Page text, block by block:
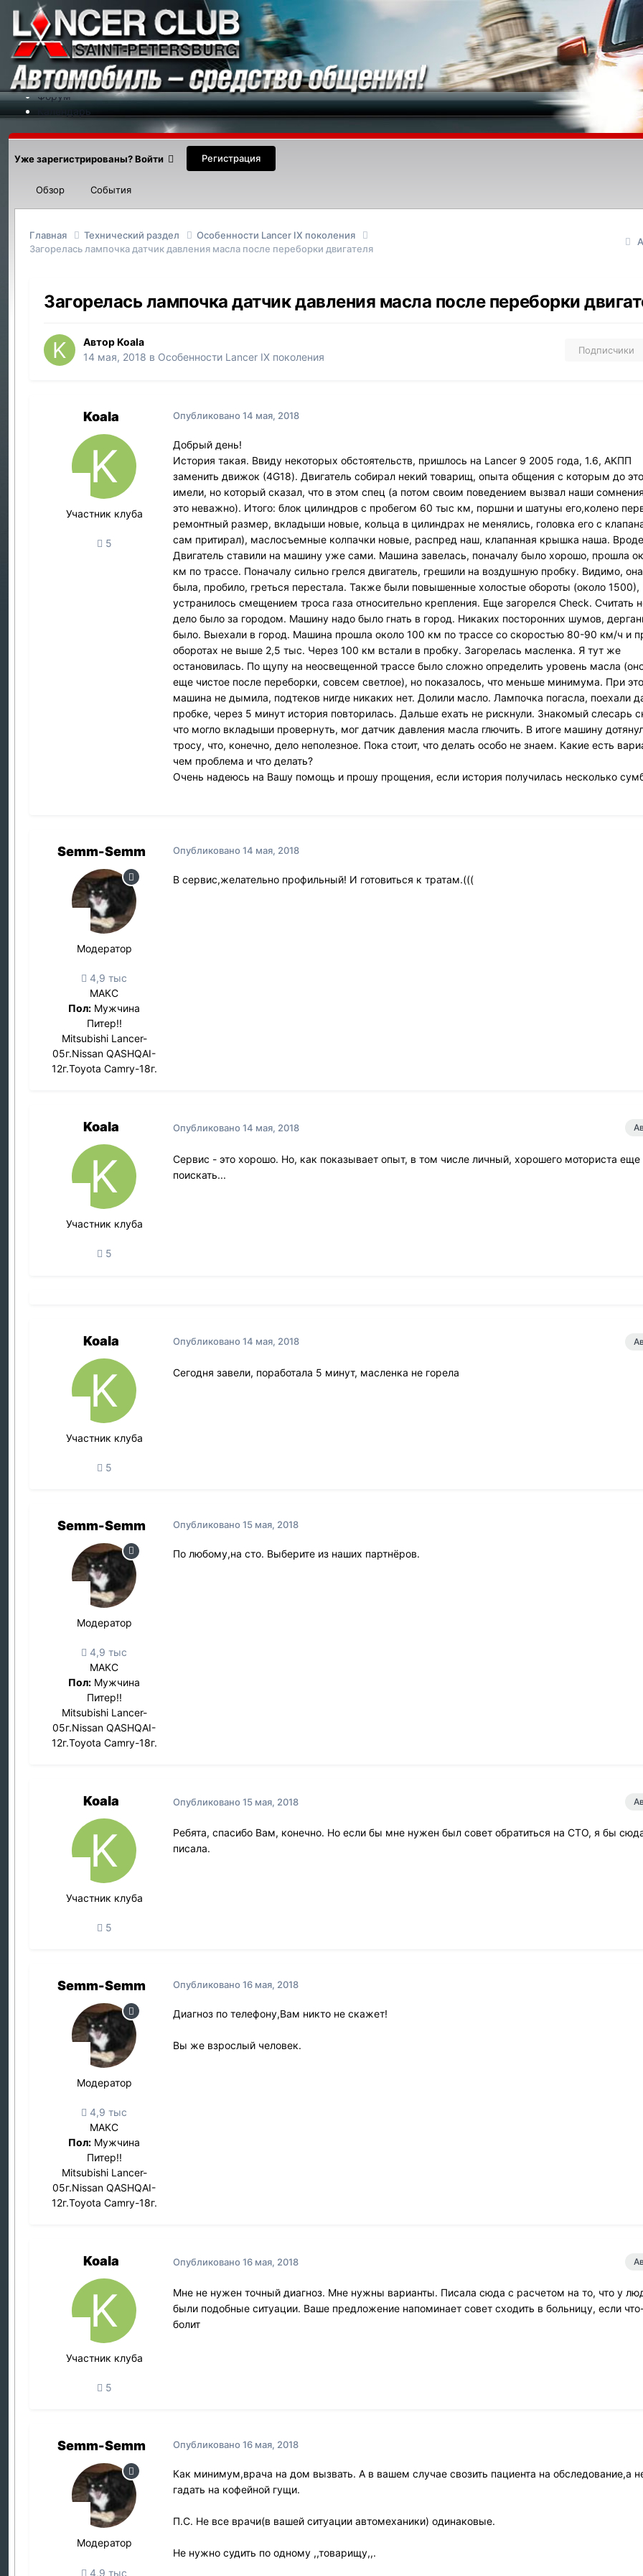
Меню
На сайт
Форум
Календарь
Новости
Контакты
Уже зарегистрированы? Войти Регистрация
Обзор События
Главная Технический раздел
Особенности Lancer IX поколения
Загорелась лампочка датчик давления масла после переборки двигателя
Загорелась лампочка датчик давления масла после переборки
АвторKoala
14 мая, 2018 в Особенности Lancer IX поколения
Подписчики
Koala
Участник клуба
5
Опубликовано14 мая, 2018
Добрый день!
История такая. Ввиду некоторых обстоятельств, пришлось на Lancer 9 2005 года, 1.6, АКПП
заменить движок (4G18). Двигатель собирал некий товарищ, опыта общения с которым до
имели, но который сказал, что в этом спец (а потом своим поведением вызвал наши
это неважно). Итого: блок цилиндров с пробегом 60 тыс км, поршни и шатуны его,колено
ремонтный размер, вкладыши новые, кольца в цилиндрах не менялись, головка его с
сам притирал), маслосъемные колпачки новые, распред наш, клапанная крышка наша.
Двигатель ставили на машину уже сами. Машина завелась, поначалу было хорошо, прошла
км по трассе. Поначалу сильно грелся двигатель, грешили на воздушную пробку. Видимо,
была, пробило, греться перестала. Также были повышенные холостые обороты (около 1500),
устранилось смещением троса газа относительно крепления. Еще загорелся Check. Считать
дело было за городом. Машину надо было гнать в город. Никаких посторонних шумов,
было. Выехали в город. Машина прошла около 100 км по трассе со скоростью 80-90 км/ч и
оборотах не выше 2,5 тыс. Через 100 км встали в пробку. Загорелась масленка. Я тут же
остановилась. По щупу на неосвещенной трассе было сложно определить уровень масла
еще чистое после переборки, совсем светлое), но показалось, что меньше минимума. При
машина не дымила, подтеков нигде никаких нет. Долили масло. Лампочка погасла, поехали
пробке, через 5 минут история повторилась. Дальше ехать не рискнули. Знакомый слесарь
что могло вкладыши провернуть, мог датчик давления масла глючить. В итоге машину
тросу, что, конечно, дело неполезное. Пока стоит, что делать особо не знаем. Какие есть
чем проблема и что делать?
Очень надеюсь на Вашу помощь и прошу прощения, если история получилась несколько
Semm-Semm
Модератор
4,9 тыс
МАКС
Пол: Мужчина
Питер!!
Mitsubishi Lancer-
05г.Nissan QASHQAI-
12г.Toyota Camry-18г.
Опубликовано14 мая, 2018
В сервис,желательно профильный! И готовиться к тратам.(((
Koala
Участник клуба
5
Опубликовано14 мая, 2018
Сервис - это хорошо. Но, как показывает опыт, в том числе личный, хорошего моториста еще
поискать...
Koala
Участник клуба
5
Опубликовано14 мая, 2018
Сегодня завели, поработала 5 минут, масленка не горела
Semm-Semm
Модератор
4,9 тыс
МАКС
Пол: Мужчина
Питер!!
Mitsubishi Lancer-
05г.Nissan QASHQAI-
12г.Toyota Camry-18г.
Опубликовано15 мая, 2018
По любому,на сто. Выберите из наших партнёров.
Koala
Участник клуба
5
Опубликовано15 мая, 2018
Ребята, спасибо Вам, конечно. Но если бы мне нужен был совет обратиться на СТО, я бы
писала.
Semm-Semm
Модератор
4,9 тыс
МАКС
Пол: Мужчина
Питер!!
Mitsubishi Lancer-
05г.Nissan QASHQAI-
12г.Toyota Camry-18г.
Опубликовано16 мая, 2018
Диагноз по телефону,Вам никто не скажет!
Вы же взрослый человек.
Koala
Участник клуба
5
Опубликовано16 мая, 2018
Мне не нужен точный диагноз. Мне нужны варианты. Писала сюда с расчетом на то, что у
были подобные ситуации. Ваше предложение напоминает совет сходить в больницу, если
болит
Semm-Semm
Модератор
4,9 тыс
Опубликовано16 мая, 2018
Как минимум,врача на дом вызвать. А в вашем случае свозить пациента на обследование,а
гадать на кофейной гущи.
П.С. Не все врачи(в вашей ситуации автомеханики) одинаковые.
Не нужно судить по одному ,,товарищу,,.